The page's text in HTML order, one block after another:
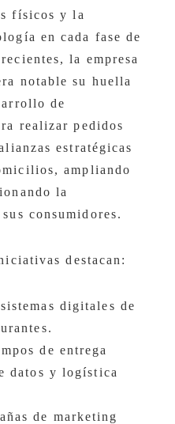
físicos y la
en cada fase de
la empresa
notable su huella
de
realizar pedidos
estratégicas
ampliando
la
consumidores.
destacan:
digitales de
de entrega
datos y logística
de marketing